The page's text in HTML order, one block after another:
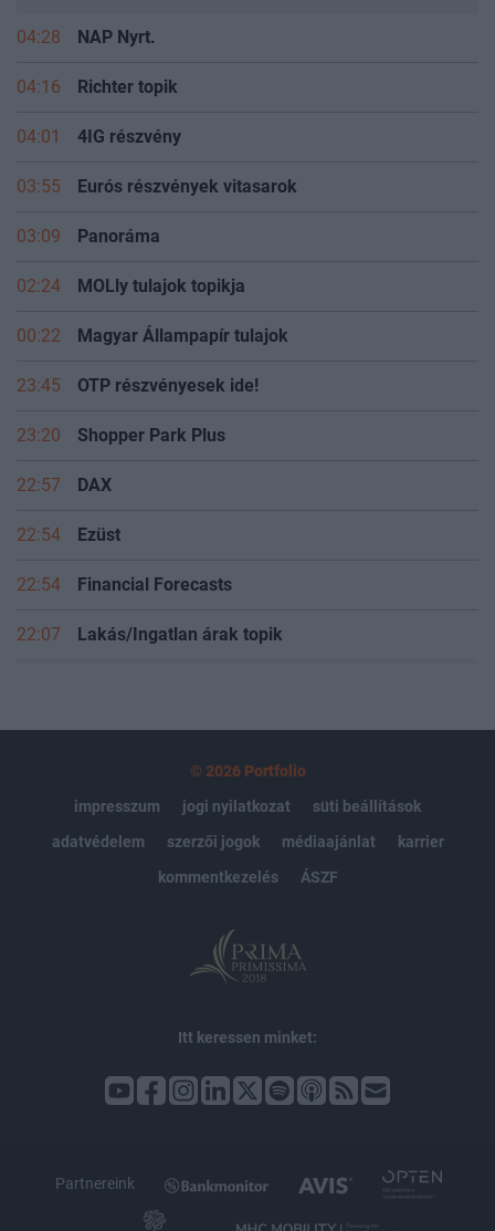
04:28 NAP Nyrt.
04:16 Richter topik
04:01 4IG részvény
03:55 Eurós részvények vitasarok
03:09 Panoráma
02:24 MOLly tulajok topikja
00:22 Magyar Állampapír tulajok
23:45 OTP részvényesek ide!
23:20 Shopper Park Plus
22:57 DAX
22:54 Ezüst
22:54 Financial Forecasts
22:07 Lakás/Ingatlan árak topik
© 2026 Portfolio
impresszum
jogi nyilatkozat
süti beállítások
adatvédelem
szerzői jogok médiaajánlat
karrier
kommentkezelés
ÁSZF
Itt keressen minket:
Partnereink